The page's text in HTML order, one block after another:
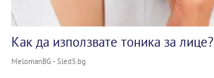
Как да използвате тоника за лице?
MelomanBG - Sled5.bg